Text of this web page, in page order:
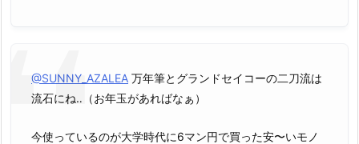
@SUNNY_AZALEA 万年筆とグランドセイコーの二刀流は
流石にね‥（お年玉があればなぁ）
今使っているのが大学時代に6マン円で買った安〜いモノ